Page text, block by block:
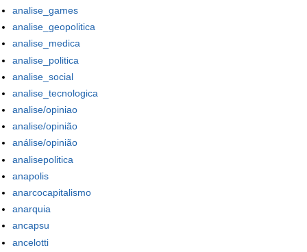
analise_games
analise_geopolitica
analise_medica
analise_politica
analise_social
analise_tecnologica
analise/opiniao
analise/opinião
análise/opinião
analisepolitica
anapolis
anarcocapitalismo
anarquia
ancapsu
ancelotti